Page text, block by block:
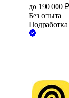
до 190 000 ₽
Без опыта
Подработка